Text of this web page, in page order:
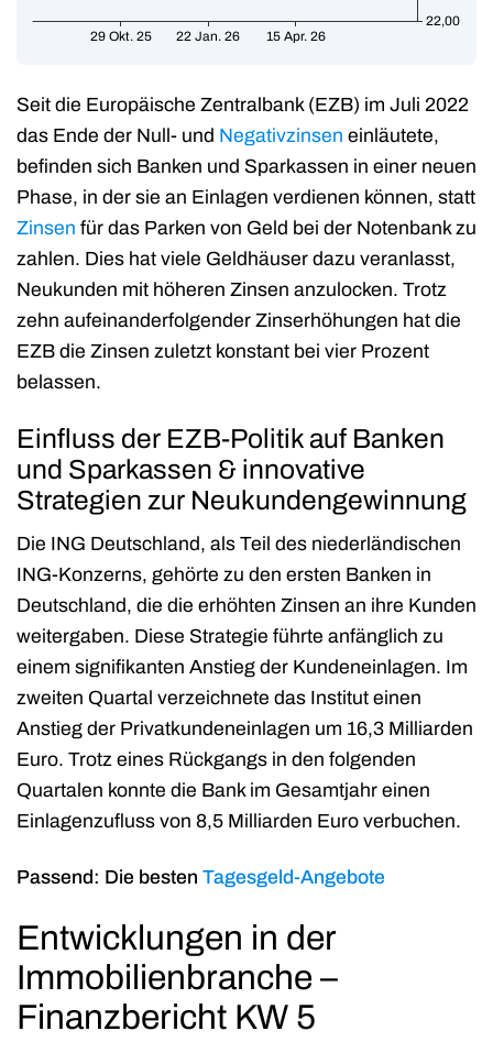
Seit die Europäische Zentralbank (EZB) im Juli 2022
das Ende der Null- und Negativzinsen einläutete,
befinden sich Banken und Sparkassen in einer neuen
Phase, in der sie an Einlagen verdienen können, statt
Zinsen für das Parken von Geld bei der Notenbank zu
zahlen. Dies hat viele Geldhäuser dazu veranlasst,
Neukunden mit höheren Zinsen anzulocken. Trotz
zehn aufeinanderfolgender Zinserhöhungen hat die
EZB die Zinsen zuletzt konstant bei vier Prozent
belassen.
Einfluss der EZB-Politik auf Banken
und Sparkassen & innovative
Strategien zur Neukundengewinnung
Die ING Deutschland, als Teil des niederländischen
ING-Konzerns, gehörte zu den ersten Banken in
Deutschland, die die erhöhten Zinsen an ihre Kunden
weitergaben. Diese Strategie führte anfänglich zu
einem signifikanten Anstieg der Kundeneinlagen. Im
zweiten Quartal verzeichnete das Institut einen
Anstieg der Privatkundeneinlagen um 16,3 Milliarden
Euro. Trotz eines Rückgangs in den folgenden
Quartalen konnte die Bank im Gesamtjahr einen
Einlagenzufluss von 8,5 Milliarden Euro verbuchen.
Passend: Die besten Tagesgeld-Angebote
Entwicklungen in der
Immobilienbranche –
Finanzbericht KW 5